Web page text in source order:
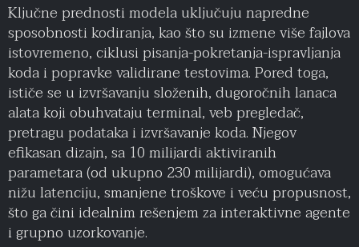
Ključne prednosti modela uključuju napredne
sposobnosti kodiranja, kao što su izmene više fajlova
istovremeno, ciklusi pisanja-pokretanja-ispravljanja
koda i popravke validirane testovima. Pored toga,
ističe se u izvršavanju složenih, dugoročnih lanaca
alata koji obuhvataju terminal, veb pregledač,
pretragu podataka i izvršavanje koda. Njegov
efikasan dizajn, sa 10 milijardi aktiviranih
parametara (od ukupno 230 milijardi), omogućava
nižu latenciju, smanjene troškove i veću propusnost,
što ga čini idealnim rešenjem za interaktivne agente
i grupno uzorkovanje.